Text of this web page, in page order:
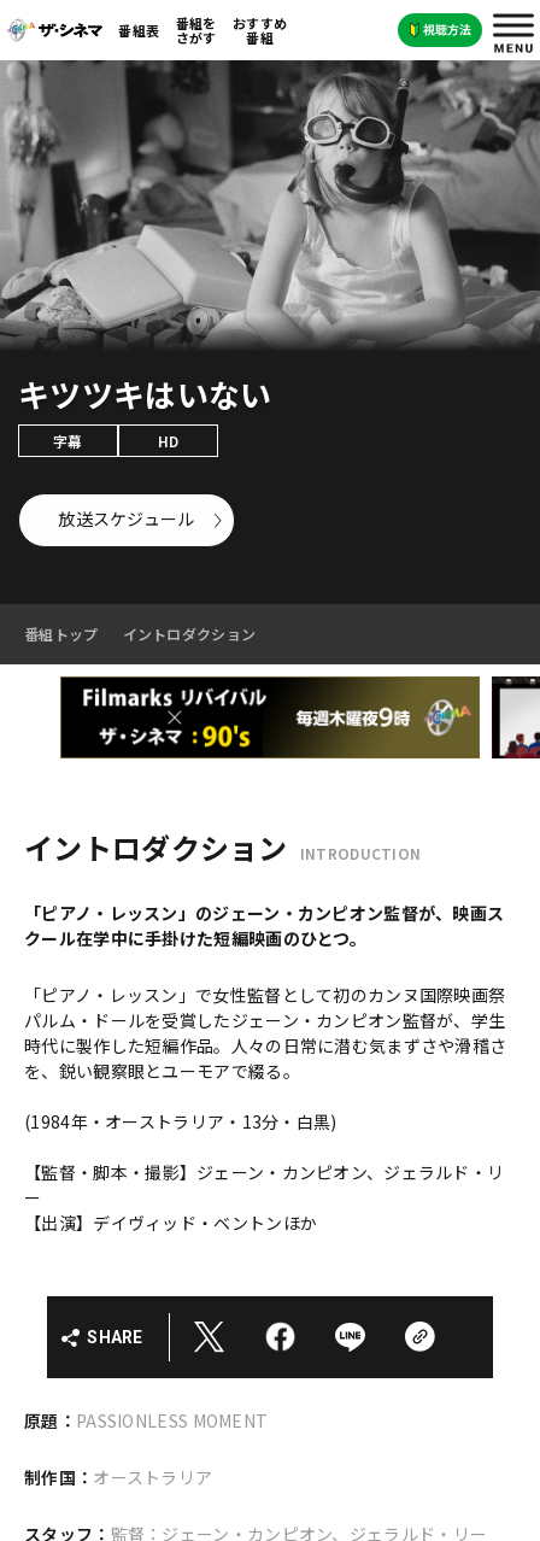
番組表 番組を
さがす
おすすめ
番組
キツツキはいない
字幕 HD
放送スケジュール
番組トップ イントロダクション
イントロダクション INTRODUCTION
「ピアノ・レッスン」のジェーン・カンピオン監督が、映画ス
クール在学中に手掛けた短編映画のひとつ。
「ピアノ・レッスン」で女性監督として初のカンヌ国際映画祭
パルム・ドールを受賞したジェーン・カンピオン監督が、学生
時代に製作した短編作品。人々の日常に潜む気まずさや滑稽さ
を、鋭い観察眼とユーモアで綴る。
(1984年・オーストラリア・13分・白黒)
【監督・脚本・撮影】ジェーン・カンピオン、ジェラルド・リ
ー
【出演】デイヴィッド・ベントンほか
SHARE
原題： PASSIONLESS MOMENT
制作国： オーストラリア
スタッフ： 監督：ジェーン・カンピオン、ジェラルド・リー